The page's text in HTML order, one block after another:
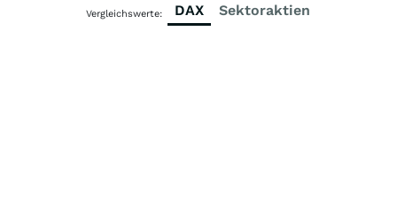
Vergleichswerte: DAX Sektoraktien